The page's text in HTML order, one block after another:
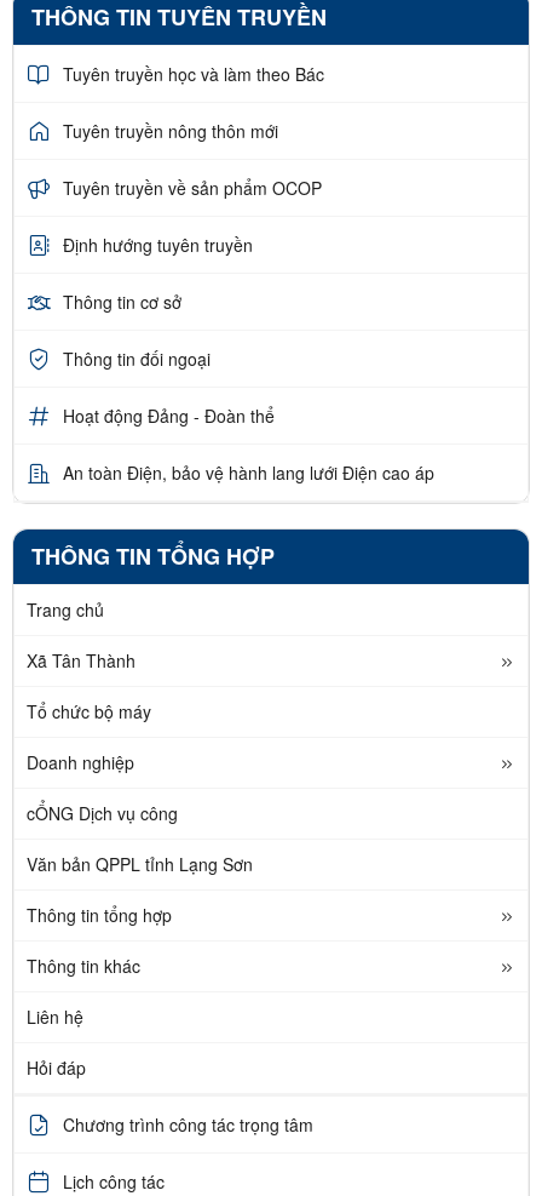
THÔNG TIN TUYÊN TRUYỀN
Tuyên truyền học và làm theo Bác
Tuyên truyền nông thôn mới
Tuyên truyền về sản phẩm OCOP
Định hướng tuyên truyền
Thông tin cơ sở
Thông tin đối ngoại
Hoạt động Đảng - Đoàn thể
An toàn Điện, bảo vệ hành lang lưới Điện cao áp
THÔNG TIN TỔNG HỢP
Trang chủ
Xã Tân Thành
Tổ chức bộ máy
Doanh nghiệp
cỔNG Dịch vụ công
Văn bản QPPL tỉnh Lạng Sơn
Thông tin tổng hợp
Thông tin khác
Liên hệ
Hỏi đáp
Chương trình công tác trọng tâm
Lịch công tác